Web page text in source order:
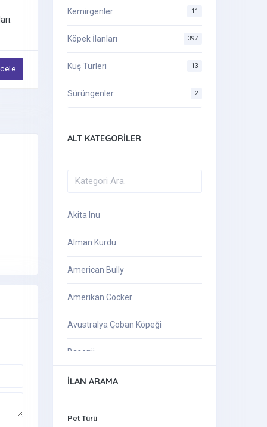
Kemirgenler 11
Köpek İlanları 397
Kuş Türleri 13
Sürüngenler 2
ALT KATEGORILER
Akita Inu
Alman Kurdu
American Bully
Amerikan Cocker
Avustralya Çoban Köpeği
Basenji
Beagle
İLAN ARAMA
Pet Türü